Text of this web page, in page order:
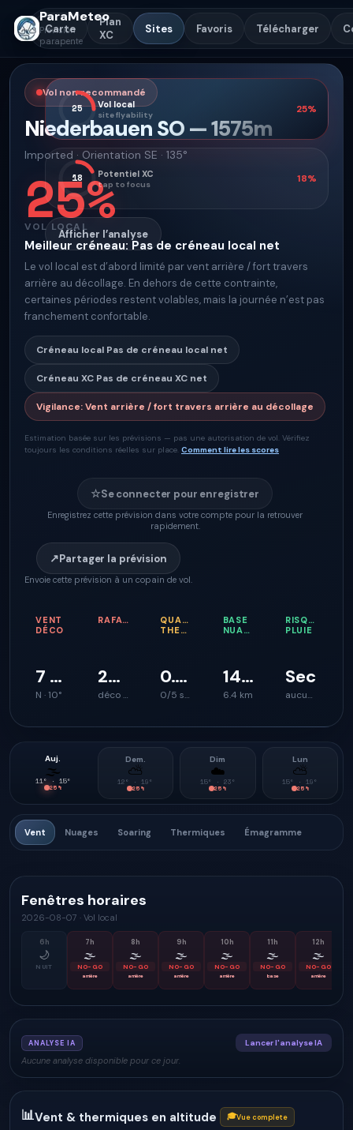
ParaMeteo
Prévision
parapente
Carte
Plan
XC
Sites Favoris Télécharger
Vol non recommandé
Niederbauen SO—1575m
Imported · Orientation SE · 135°
25%
VOL LOCAL
Meilleur créneau: Pas de créneau local net
Le vol local est d’abord limité par vent arrière / fort travers
arrière au décollage. En dehors de cette contrainte,
certaines périodes restent volables, mais la journée n’est pas
franchement confortable.
Créneau local Pas de créneau local net
Créneau XC Pas de créneau XC net
Vigilance:Vent arrière / fort travers arrière au décollage
Estimation basée sur les prévisions — pas une autorisation de vol. Vérifiez
toujours les conditions réelles sur place. Comment lire les scores
☆Se connecter pour enregistrer
Enregistrez cette prévision dans votre compte pour la retrouver
rapidement.
↗Partager la prévision
Envoie cette prévision à un copain de vol.
25 Vol local
site flyability 25%
18 Potentiel XC
tap to focus 18%
Afficher l’analyse
VENT
DÉCO
7 km/h
N · 10°
RAFALES
27 km/h
déco plus rugueux
QUALITÉ
THERMIQUE
0.1 m/s
0/5 soutien d’ascendance
BASE
NUAGEUSE
143 m
6.4 km
RISQUE
PLUIE
Sec
aucun signal
Auj.
🌫
11° · 15°
25%
Dem.
⛅
12° · 19°
25%
Dim
☁️
15° · 23°
25%
Lun
⛅
15° · 19°
25%
Vent Nuages Soaring Thermiques Émagramme
Fenêtres horaires
2026-08-07 · Vol local
6h
🌙
NUIT
7h
🌫
NO-GO
arrière
8h
🌫
NO-GO
arrière
9h
🌫
NO-GO
arrière
10h
🌫
NO-GO
arrière
11h
🌫
NO-GO
base
12h
🌫
NO-GO
arrière
ANALYSE IA Lancer l'analyse IA
Aucune analyse disponible pour ce jour.
📊Vent & thermiques en altitude 🎓Vue complete